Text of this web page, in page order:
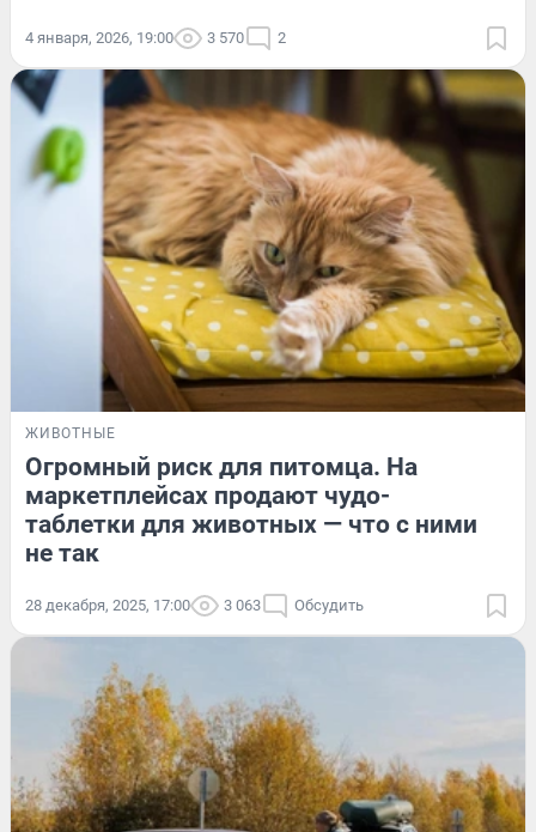
4 января, 2026, 19:00 3 570 2
ЖИВОТНЫЕ
Огромный риск для питомца. На
маркетплейсах продают чудо-
таблетки для животных — что с ними
не так
28 декабря, 2025, 17:00 3 063 Обсудить